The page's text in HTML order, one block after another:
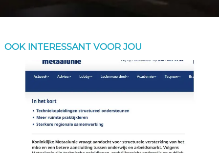
OOK INTERESSANT VOOR JOU